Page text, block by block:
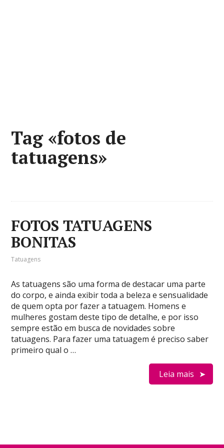
Tag «fotos de
tatuagens»
FOTOS TATUAGENS
BONITAS
Tatuagens
As tatuagens são uma forma de destacar uma parte
do corpo, e ainda exibir toda a beleza e sensualidade
de quem opta por fazer a tatuagem. Homens e
mulheres gostam deste tipo de detalhe, e por isso
sempre estão em busca de novidades sobre
tatuagens. Para fazer uma tatuagem é preciso saber
primeiro qual o …
Leia mais